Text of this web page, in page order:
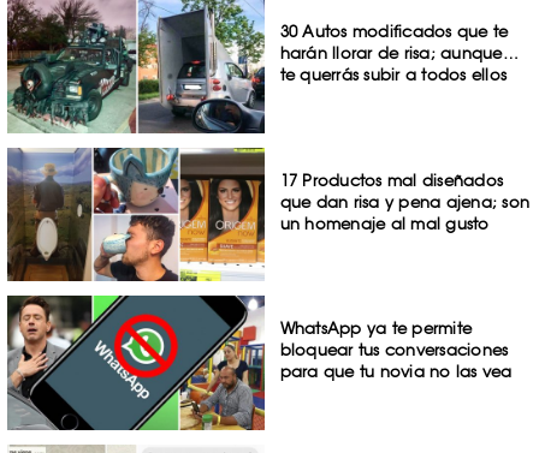
30 Autos modificados que te
harán llorar de risa; aunque…
te querrás subir a todos ellos
17 Productos mal diseñados
que dan risa y pena ajena; son
un homenaje al mal gusto
WhatsApp ya te permite
bloquear tus conversaciones
para que tu novia no las vea